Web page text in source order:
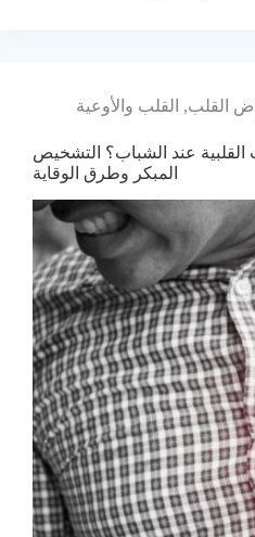
القلب, القلب والأوعية
القلبية عند الشباب؟ التشخيص
المبكر وطرق الوقاية